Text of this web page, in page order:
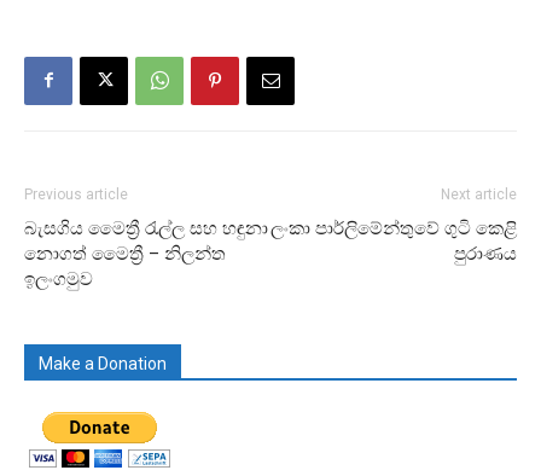
Previous article
බැසගිය මෛත්‍රී රැල්ල සහ හඳුනා
නොගත් මෛත්‍රී – නිලන්ත
ඉලංගමුව
Next article
ලංකා පාර්ලිමේන්තුවේ ගුටි කෙළි
පුරාණය
Make a Donation